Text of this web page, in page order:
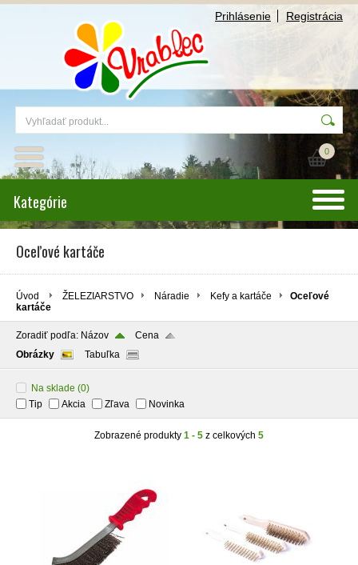
Prihlásenie Registrácia
0
Kategórie
Oceľové kartáče
Úvod ŽELEZIARSTVO Náradie Kefy a kartáče
Oceľové
kartáče
Zoradiť podľa: Názov
Cena
Obrázky
Tabuľka
Na sklade (0)
Tip
Akcia Zľava Novinka
Zobrazené produkty 1 - 5 z celkových 5